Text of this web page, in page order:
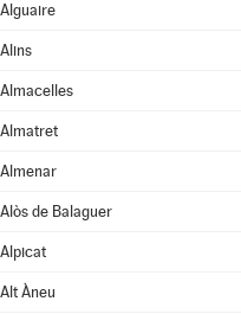
Alguaire
Alins
Almacelles
Almatret
Almenar
Alòs de Balaguer
Alpicat
Alt Àneu